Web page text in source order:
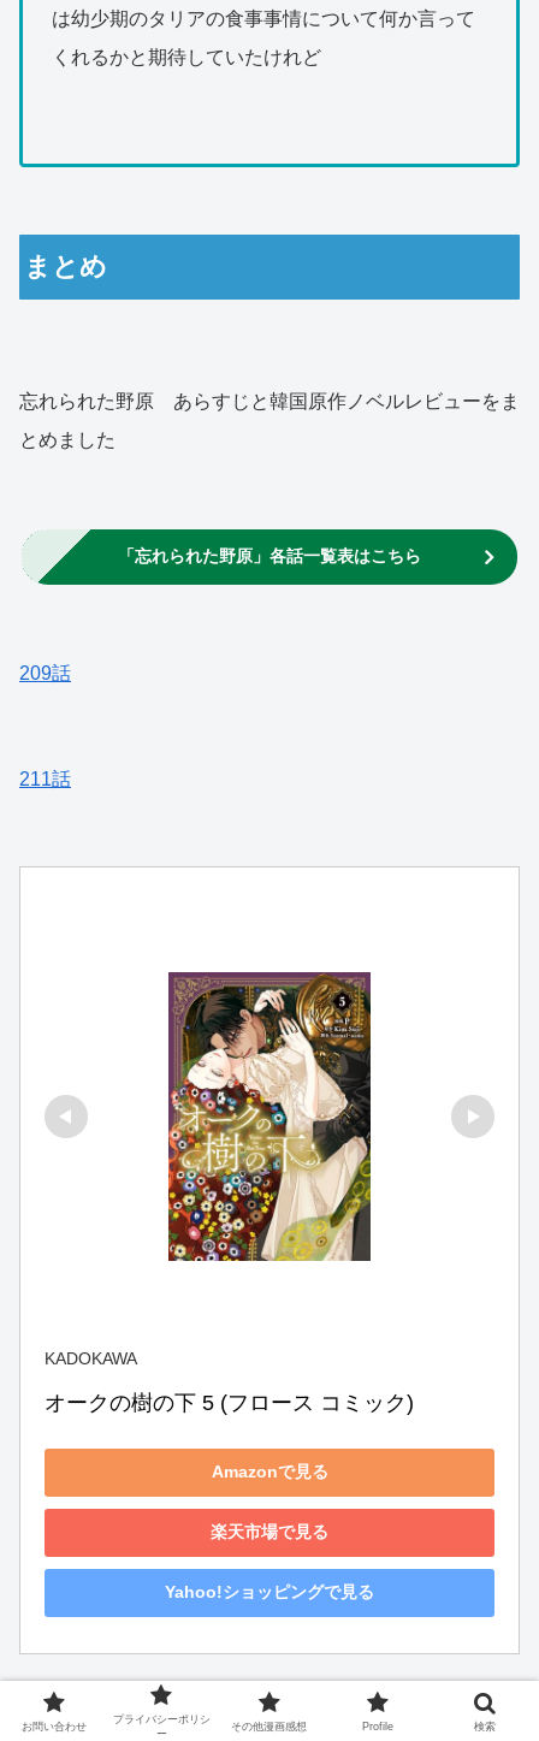
は幼少期のタリアの食事事情について何か言って
くれるかと期待していたけれど
まとめ
忘れられた野原 あらすじと韓国原作ノベルレビューをま
とめました
「忘れられた野原」各話一覧表はこちら
209話
211話
KADOKAWA
オークの樹の下 5 (フロース コミック)
Amazonで見る
楽天市場で見る
Yahoo!ショッピングで見る
お問い合わせ
プライバシーポリシ
ー
その他漫画感想 Profile 検索